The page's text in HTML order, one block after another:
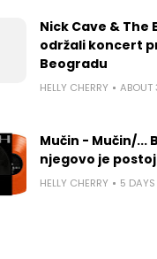
Nick Cave & The
održali koncert
Beogradu
HELLY CHERRY ABOUT
Mučin - Mučin/...
njegovo je
HELLY CHERRY 5